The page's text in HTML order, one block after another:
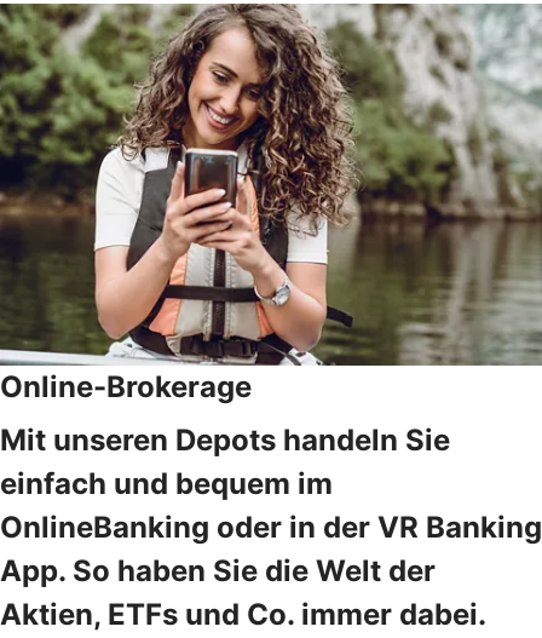
Online-Brokerage
Mit unseren Depots handeln Sie
einfach und bequem im
OnlineBanking oder in der VR Banking
App. So haben Sie die Welt der
Aktien, ETFs und Co. immer dabei.